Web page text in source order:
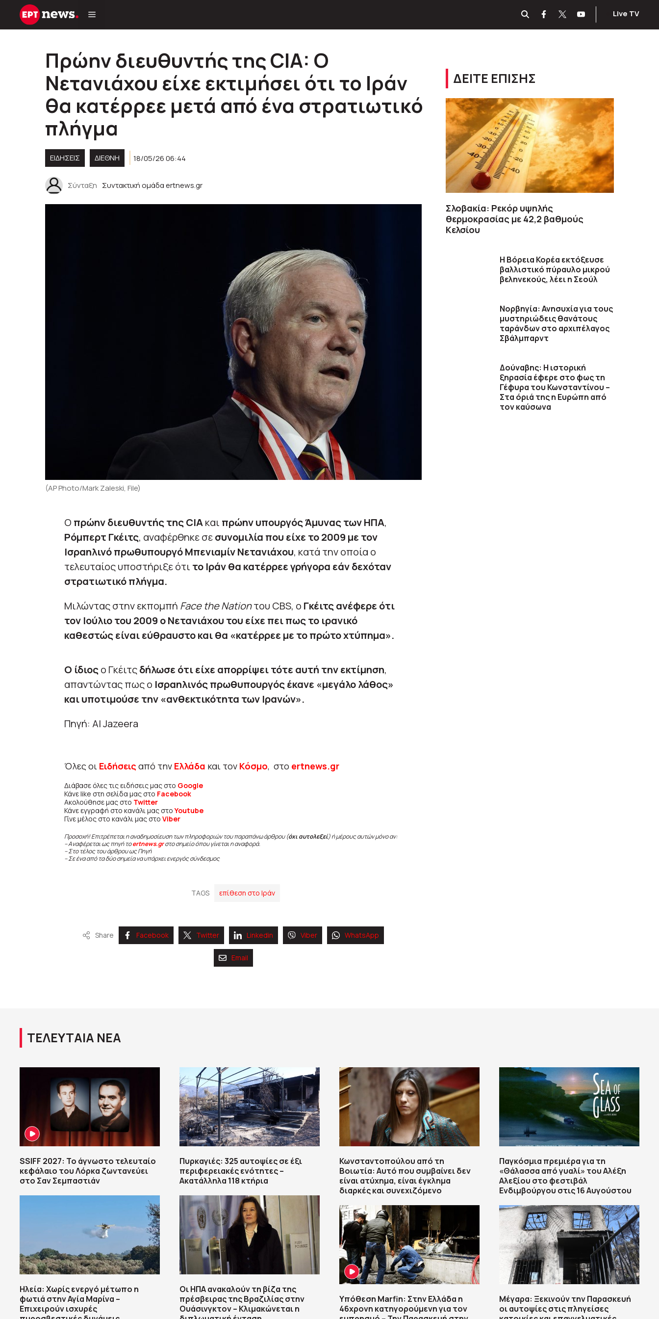
Μετάβαση
Live TV
Πρώην διευθυντής της CIA: O
Νετανιάχου είχε εκτιμήσει ότι το Ιράν
θα κατέρρεε μετά από ένα στρατιωτικό
πλήγμα
ΕΙΔΗΣΕΙΣ ΔΙΕΘΝΗ 18/05/26 06:44
Σύνταξη Συντακτική ομάδα ertnews.gr
(AP Photo/Mark Zaleski, File)
Ο πρώην διευθυντής της CIAκαι πρώην υπουργός Άμυνας των ΗΠΑ,
Ρόμπερτ Γκέιτς, αναφέρθηκε σεσυνομιλία που είχε το 2009 με τον
Ισραηλινό πρωθυπουργό Μπενιαμίν Νετανιάχου, κατά την οποία ο
τελευταίος υποστήριξε ότι το Ιράν θα κατέρρεε γρήγορα εάν δεχόταν
στρατιωτικό πλήγμα.
Μιλώντας στην εκπομπή Face the Nationτου CBS, ο Γκέιτς ανέφερε ότι
τον Ιούλιο του 2009 ο Νετανιάχου του είχε πει πως το ιρανικό
καθεστώς είναι εύθραυστο και θα «κατέρρεε με το πρώτο χτύπημα».
Ο ίδιοςο Γκέιτςδήλωσε ότι είχε απορρίψει τότε αυτή την εκτίμηση,
απαντώντας πως ο Ισραηλινός πρωθυπουργός έκανε «μεγάλο λάθος»
και υποτιμούσε την «ανθεκτικότητα των Ιρανών».
Πηγή: Al Jazeera
Όλες οι Ειδήσεις από την Ελλάδα και τον Κόσμο, στο ertnews.gr
Διάβασε όλες τις ειδήσεις μας στο Google
Κάνε like στη σελίδα μας στο Facebook
Ακολούθησε μας στο Twitter
Κάνε εγγραφή στο κανάλι μας στοYoutube
Γίνε μέλος στο κανάλι μας στο Viber
Προσοχή! Επιτρέπεται η αναδημοσίευση των πληροφοριών του παραπάνω άρθρου (όχι αυτολεξεί) ή μέρους αυτών μόνο αν:
– Αναφέρεται ως πηγή τοertnews.gr στο σημείο όπου γίνεται η αναφορά.
– Στο τέλος του άρθρου ως Πηγή
– Σε ένα από τα δύο σημεία να υπάρχει ενεργός σύνδεσμος
TAGS επίθεση στο Ιράν
Share Facebook Twitter Linkedin Viber WhatsApp
Email
ΔΕΙΤΕ ΕΠΙΣΗΣ
Σλοβακία: Ρεκόρ υψηλής
θερμοκρασίας με 42,2 βαθμούς
Κελσίου
Η Βόρεια Κορέα εκτόξευσε
βαλλιστικό πύραυλο μικρού
βεληνεκούς, λέει η Σεούλ
Νορβηγία: Ανησυχία για τους
μυστηριώδεις θανάτους
ταράνδων στο αρχιπέλαγος
Σβάλμπαρντ
Δούναβης: Η ιστορική
ξηρασία έφερε στο φως τη
Γέφυρα του Κωνσταντίνου –
Στα όριά της η Ευρώπη από
τον καύσωνα
ΤΕΛΕΥΤΑΙΑ ΝΕΑ
SSIFF 2027: Το άγνωστο τελευταίο
κεφάλαιο του Λόρκα ζωντανεύει
στο Σαν Σεμπαστιάν
Ηλεία: Χωρίς ενεργό μέτωπο η
φωτιά στην Αγία Μαρίνα –
Επιχειρούν ισχυρές
Πυρκαγιές: 325 αυτοψίες σε έξι
περιφερειακές ενότητες –
Ακατάλληλα 118 κτήρια
Οι ΗΠΑ ανακαλούν τη βίζα της
πρέσβειρας της Βραζιλίας στην
Ουάσινγκτον – Κλιμακώνεται η
Κωνσταντοπούλου από τη
Βοιωτία: Αυτό που συμβαίνει δεν
είναι ατύχημα, είναι έγκλημα
διαρκές και συνεχιζόμενο
Υπόθεση Marfin: Στην Ελλάδα η
46χρονη κατηγορούμενη για τον
Παγκόσμια πρεμιέρα για τη
«Θάλασσα από γυαλί» του Αλέξη
Αλεξίου στο φεστιβάλ
Ενδιμβούργου στις 16 Αυγούστου
Μέγαρα: Ξεκινούν την Παρασκευή
οι αυτοψίες στις πληγείσες